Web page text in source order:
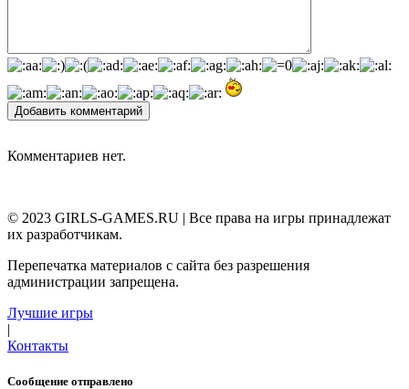
Добавить комментарий
Комментариев нет.
© 2023 GIRLS-GAMES.RU | Все права на игры принадлежат
их разработчикам.
Перепечатка материалов с сайта без разрешения
администрации запрещена.
Лучшие игры
|
Контакты
Сообщение отправлено